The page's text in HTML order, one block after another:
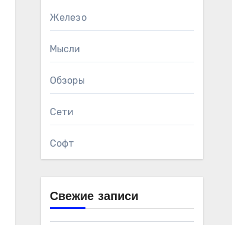
Железо
Мысли
Обзоры
Сети
Софт
Свежие записи